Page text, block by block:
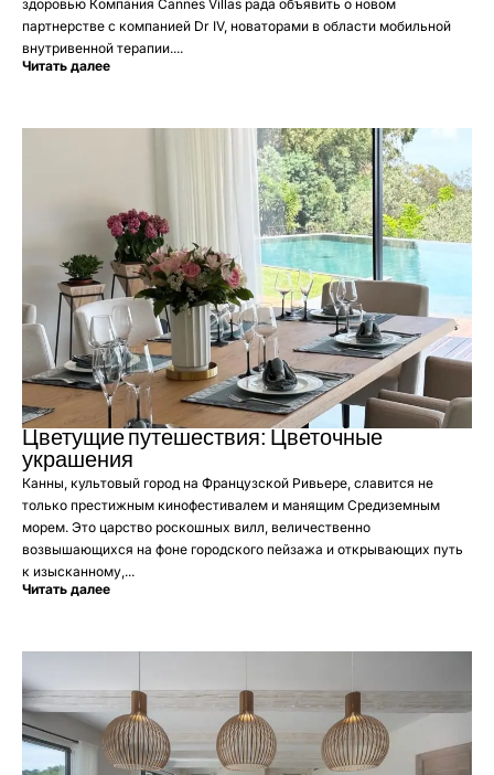
здоровью Компания Cannes Villas рада объявить о новом
партнерстве с компанией Dr IV, новаторами в области мобильной
внутривенной терапии....
Читать далее
Цветущие путешествия: Цветочные
украшения
Канны, культовый город на Французской Ривьере, славится не
только престижным кинофестивалем и манящим Средиземным
морем. Это царство роскошных вилл, величественно
возвышающихся на фоне городского пейзажа и открывающих путь
к изысканному,...
Читать далее